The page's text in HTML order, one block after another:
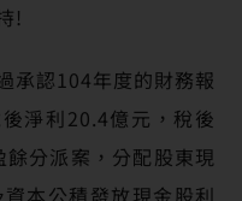
!
承認104年度的財務報
淨利20.4億元，稅後
分派案，分配股東現
本公積發放現金股利